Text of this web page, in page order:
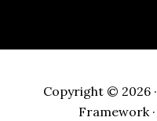
Copyright © 2026 ·
Framework·